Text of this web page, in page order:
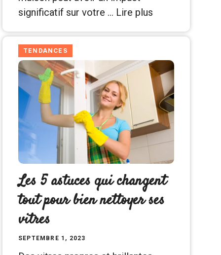
significatif sur votre … Lire plus
TENDANCES
Les 5 astuces qui changent
tout pour bien nettoyer ses
vitres
SEPTEMBRE 1, 2023